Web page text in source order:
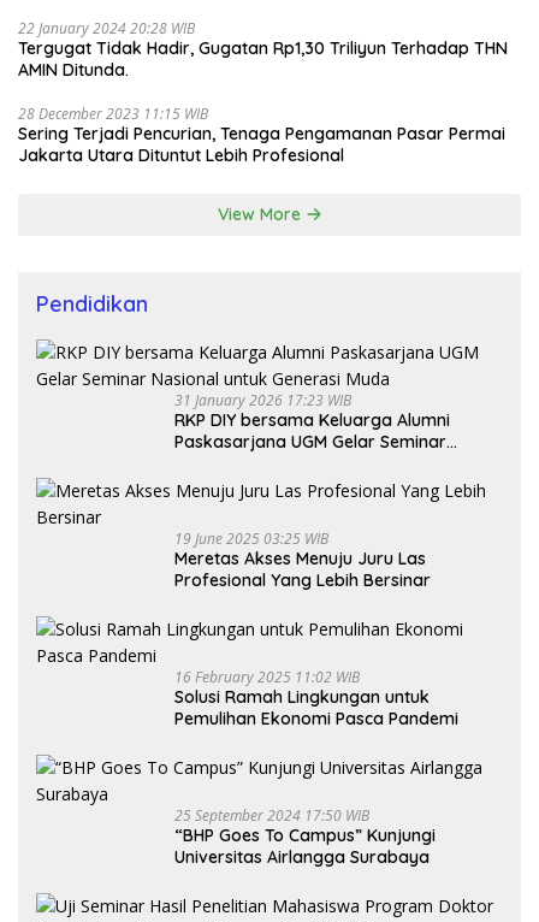
22 January 2024 20:28 WIB
Tergugat Tidak Hadir, Gugatan Rp1,30 Triliyun Terhadap THN
AMIN Ditunda.
28 December 2023 11:15 WIB
Sering Terjadi Pencurian, Tenaga Pengamanan Pasar Permai
Jakarta Utara Dituntut Lebih Profesional
View More
Pendidikan
31 January 2026 17:23 WIB
RKP DIY bersama Keluarga Alumni
Paskasarjana UGM Gelar Seminar
19 June 2025 03:25 WIB
Meretas Akses Menuju Juru Las
Profesional Yang Lebih Bersinar
16 February 2025 11:02 WIB
Solusi Ramah Lingkungan untuk
Pemulihan Ekonomi Pasca Pandemi
25 September 2024 17:50 WIB
“BHP Goes To Campus” Kunjungi
Universitas Airlangga Surabaya